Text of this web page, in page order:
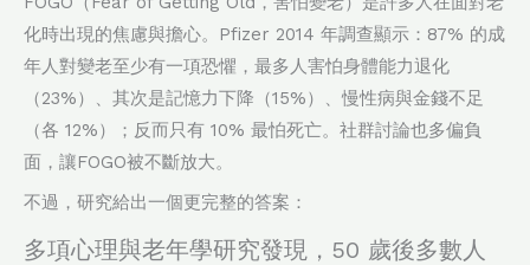
化時出現的焦慮與擔心。Pfizer 2014 年調查顯示：87% 的成
年人對變老至少有一項恐懼，最多人害怕身體能力退化
（23%）、其次是記憶力下降（15%）、慢性病與金錢不足
（各 12%）；反而只有 10% 最怕死亡。社群討論也多偏負
面，讓FOGO被不斷放大。
不過，研究給出一個更完整的答案：
多項心理與老年學研究發現，50 歲後多數人